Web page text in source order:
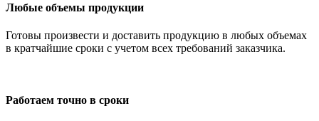
Любые объемы продукции
Готовы произвести и доставить продукцию в любых объемах
в кратчайшие сроки с учетом всех требований заказчика.
Работаем точно в сроки